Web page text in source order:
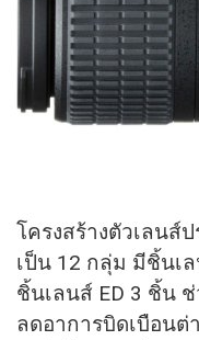
โครงสร้างตัวเลนส์
เป็น 12 กลุ่ม มีชิ้นเ
ชิ้นเลนส์ ED 3 ชิ้น
ลดอาการบิดเบือนต่